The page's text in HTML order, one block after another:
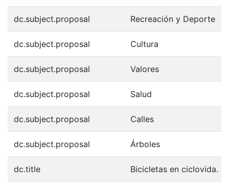
dc.subject.proposal Recreación y Deporte
dc.subject.proposal Cultura
dc.subject.proposal Valores
dc.subject.proposal Salud
dc.subject.proposal Calles
dc.subject.proposal Árboles
dc.title Bicicletas en ciclovida.